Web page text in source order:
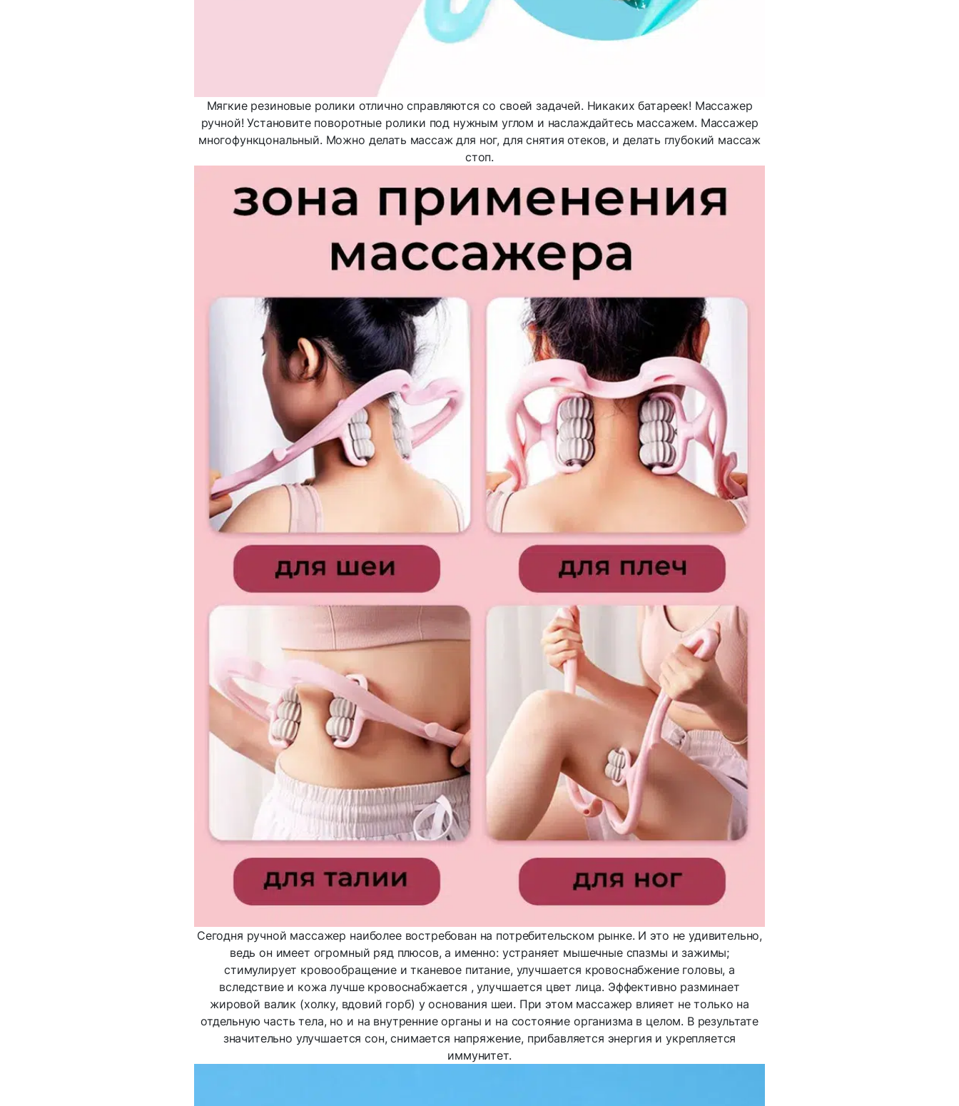
Мягкие резиновые ролики отлично справляются со своей задачей. Никаких батареек! Массажер
ручной! Установите поворотные ролики под нужным углом и наслаждайтесь массажем. Массажер
многофункцональный. Можно делать массаж для ног, для снятия отеков, и делать глубокий массаж
стоп.
Сегодня ручной массажер наиболее востребован на потребительском рынке. И это не удивительно,
ведь он имеет огромный ряд плюсов, а именно: устраняет мышечные спазмы и зажимы;
стимулирует кровообращение и тканевое питание, улучшается кровоснабжение головы, а
вследствие и кожа лучше кровоснабжается , улучшается цвет лица. Эффективно разминает
жировой валик (холку, вдовий горб) у основания шеи. При этом массажер влияет не только на
отдельную часть тела, но и на внутренние органы и на состояние организма в целом. В результате
значительно улучшается сон, снимается напряжение, прибавляется энергия и укрепляется
иммунитет.